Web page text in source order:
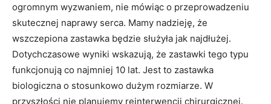
ogromnym wyzwaniem, nie mówiąc o przeprowadzeniu
skutecznej naprawy serca. Mamy nadzieję, że
wszczepiona zastawka będzie służyła jak najdłużej.
Dotychczasowe wyniki wskazują, że zastawki tego typu
funkcjonują co najmniej 10 lat. Jest to zastawka
biologiczna o stosunkowo dużym rozmiarze. W
przyszłości nie planujemy reinterwencji chirurgicznej.